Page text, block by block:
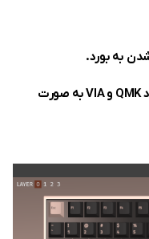
به بورد.
QMK وVIAبه صورت